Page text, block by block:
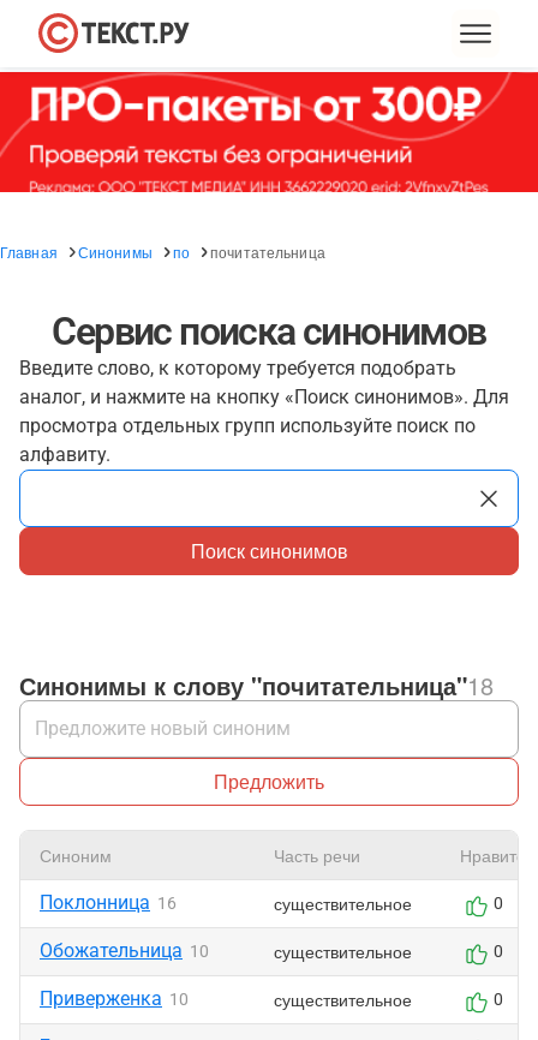
Главная Синонимы по почитательница
Сервис поиска синонимов
Введите слово, к которому требуется подобрать
аналог, и нажмите на кнопку «Поиск синонимов». Для
просмотра отдельных групп используйте поиск по
алфавиту.
Поиск синонимов
Синонимы к слову "почитательница"18
Предложить
Синоним Часть речи Нравится
Поклонница 16 существительное 0
Обожательница 10 существительное 0
Приверженка 10 существительное 0